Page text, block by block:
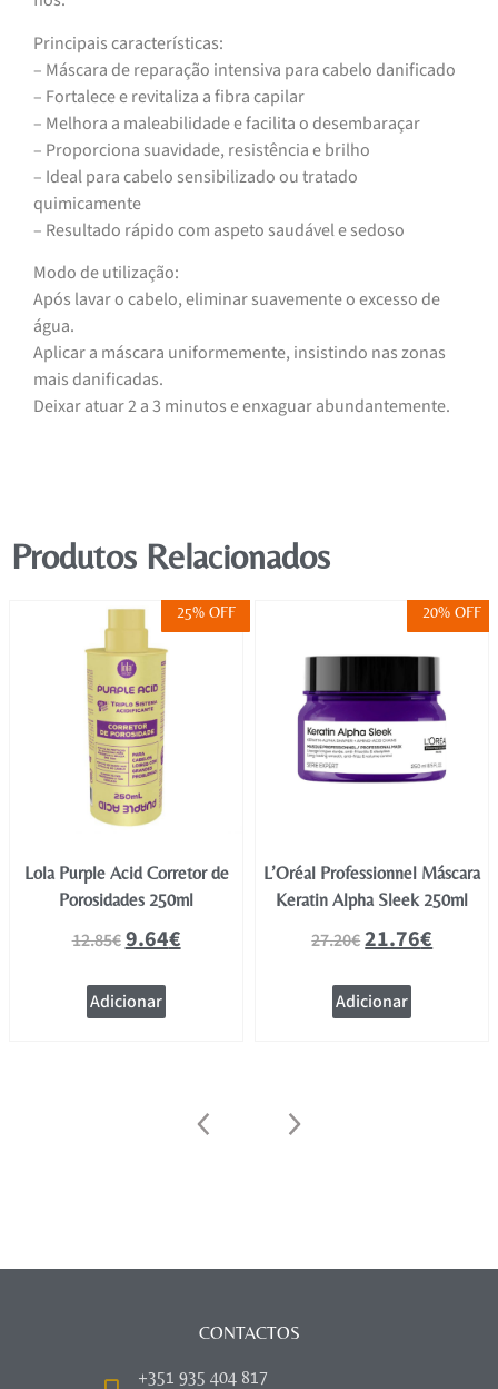
Principais características:
– Máscara de reparação intensiva para cabelo danificado
– Fortalece e revitaliza a fibra capilar
– Melhora a maleabilidade e facilita o desembaraçar
– Proporciona suavidade, resistência e brilho
– Ideal para cabelo sensibilizado ou tratado
quimicamente
– Resultado rápido com aspeto saudável e sedoso
Modo de utilização:
Após lavar o cabelo, eliminar suavemente o excesso de
água.
Aplicar a máscara uniformemente, insistindo nas zonas
mais danificadas.
Deixar atuar 2 a 3 minutos e enxaguar abundantemente.
Produtos Relacionados
25% OFF
Lola Purple Acid Corretor de
Porosidades 250ml
12.85€9.64€
Adicionar
20% OFF
L’Oréal Professionnel Máscara
Keratin Alpha Sleek 250ml
27.20€21.76€
Adicionar
CONTACTOS
+351 935 404 817